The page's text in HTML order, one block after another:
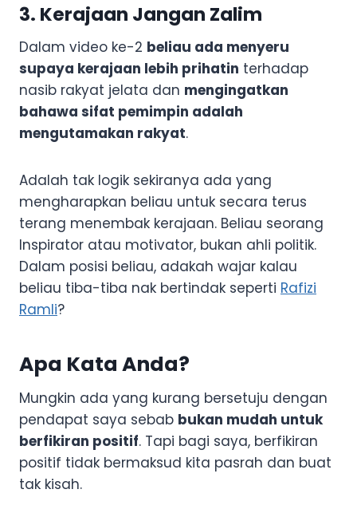
3. Kerajaan Jangan Zalim
Dalam video ke-2 beliau ada menyeru
supaya kerajaan lebih prihatin terhadap
nasib rakyat jelata dan mengingatkan
bahawa sifat pemimpin adalah
mengutamakan rakyat.
Adalah tak logik sekiranya ada yang
mengharapkan beliau untuk secara terus
terang menembak kerajaan. Beliau seorang
Inspirator atau motivator, bukan ahli politik.
Dalam posisi beliau, adakah wajar kalau
beliau tiba-tiba nak bertindak seperti Rafizi
Ramli?
Apa Kata Anda?
Mungkin ada yang kurang bersetuju dengan
pendapat saya sebab bukan mudah untuk
berfikiran positif. Tapi bagi saya, berfikiran
positif tidak bermaksud kita pasrah dan buat
tak kisah.